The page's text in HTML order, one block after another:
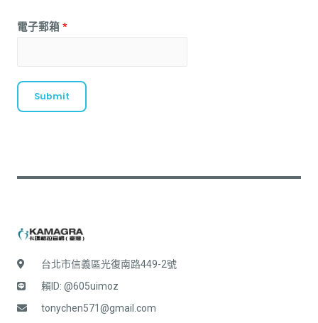
電子郵箱 *
Submit
台北市信義區光復南路449-2號
賴ID: @605uimoz
tonychen571@gmail.com